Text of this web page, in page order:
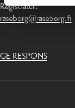
Registratur:
raseborg@raseborg.fi
GE RESPONS